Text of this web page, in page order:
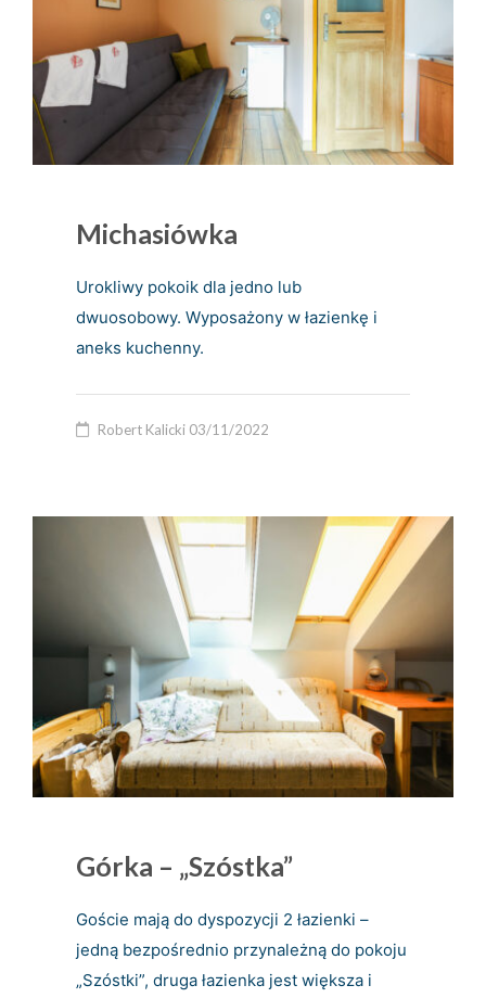
Michasiówka
Urokliwy pokoik dla jedno lub
dwuosobowy. Wyposażony w łazienkę i
aneks kuchenny.
Robert Kalicki 03/11/2022
Górka – „szóstka”
Goście mają do dyspozycji 2 łazienki –
jedną bezpośrednio przynależną do pokoju
„Szóstki”, druga łazienka jest większa i